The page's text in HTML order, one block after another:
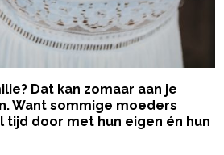
Dat kan zomaar aan je
Want sommige moeders
tijd door met hun eigen én hun